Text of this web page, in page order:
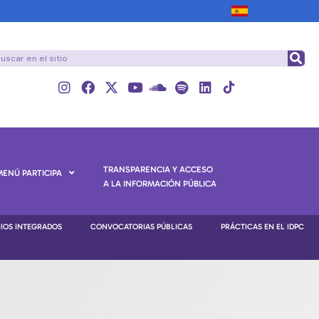
PARTICIPA
TRANSPARENCIA Y ACCESO
A LA INFORMACIÓN PÚBLICA
INTEGRADOS CONVOCATORIAS PÚBLICAS PRÁCTICAS EN EL IDPC